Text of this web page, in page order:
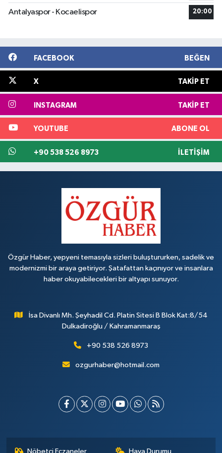
Antalyaspor - Kocaelispor 20:00
FACEBOOK BEĞEN
X TAKIP ET
INSTAGRAM TAKIP ET
YOUTUBE ABONE OL
+90 538 526 8973 İLETIŞIM
Özgür Haber, yepyeni temasıyla sizleri buluştururken, sadelik ve
modernizmi bir araya getiriyor. Şatafattan kaçınıyor ve insanlara
haber okuyabilecekleri bir altyapı sunuyor.
İsa Divanlı Mh. Şeyhadil Cd. Platin Sitesi B Blok Kat:8/54
Dulkadiroğlu / Kahramanmaraş
+90 538 526 8973
ozgurhaber@hotmail.com
Nöbetçi Eczaneler Hava Durumu